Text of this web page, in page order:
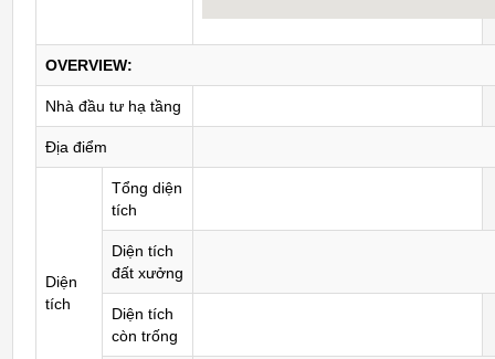
OVERVIEW:
Nhà đầu tư hạ tầng
Địa điểm
Diện
tích
Tổng diện
tích
Diện tích
đất xưởng
Diện tích
còn trống